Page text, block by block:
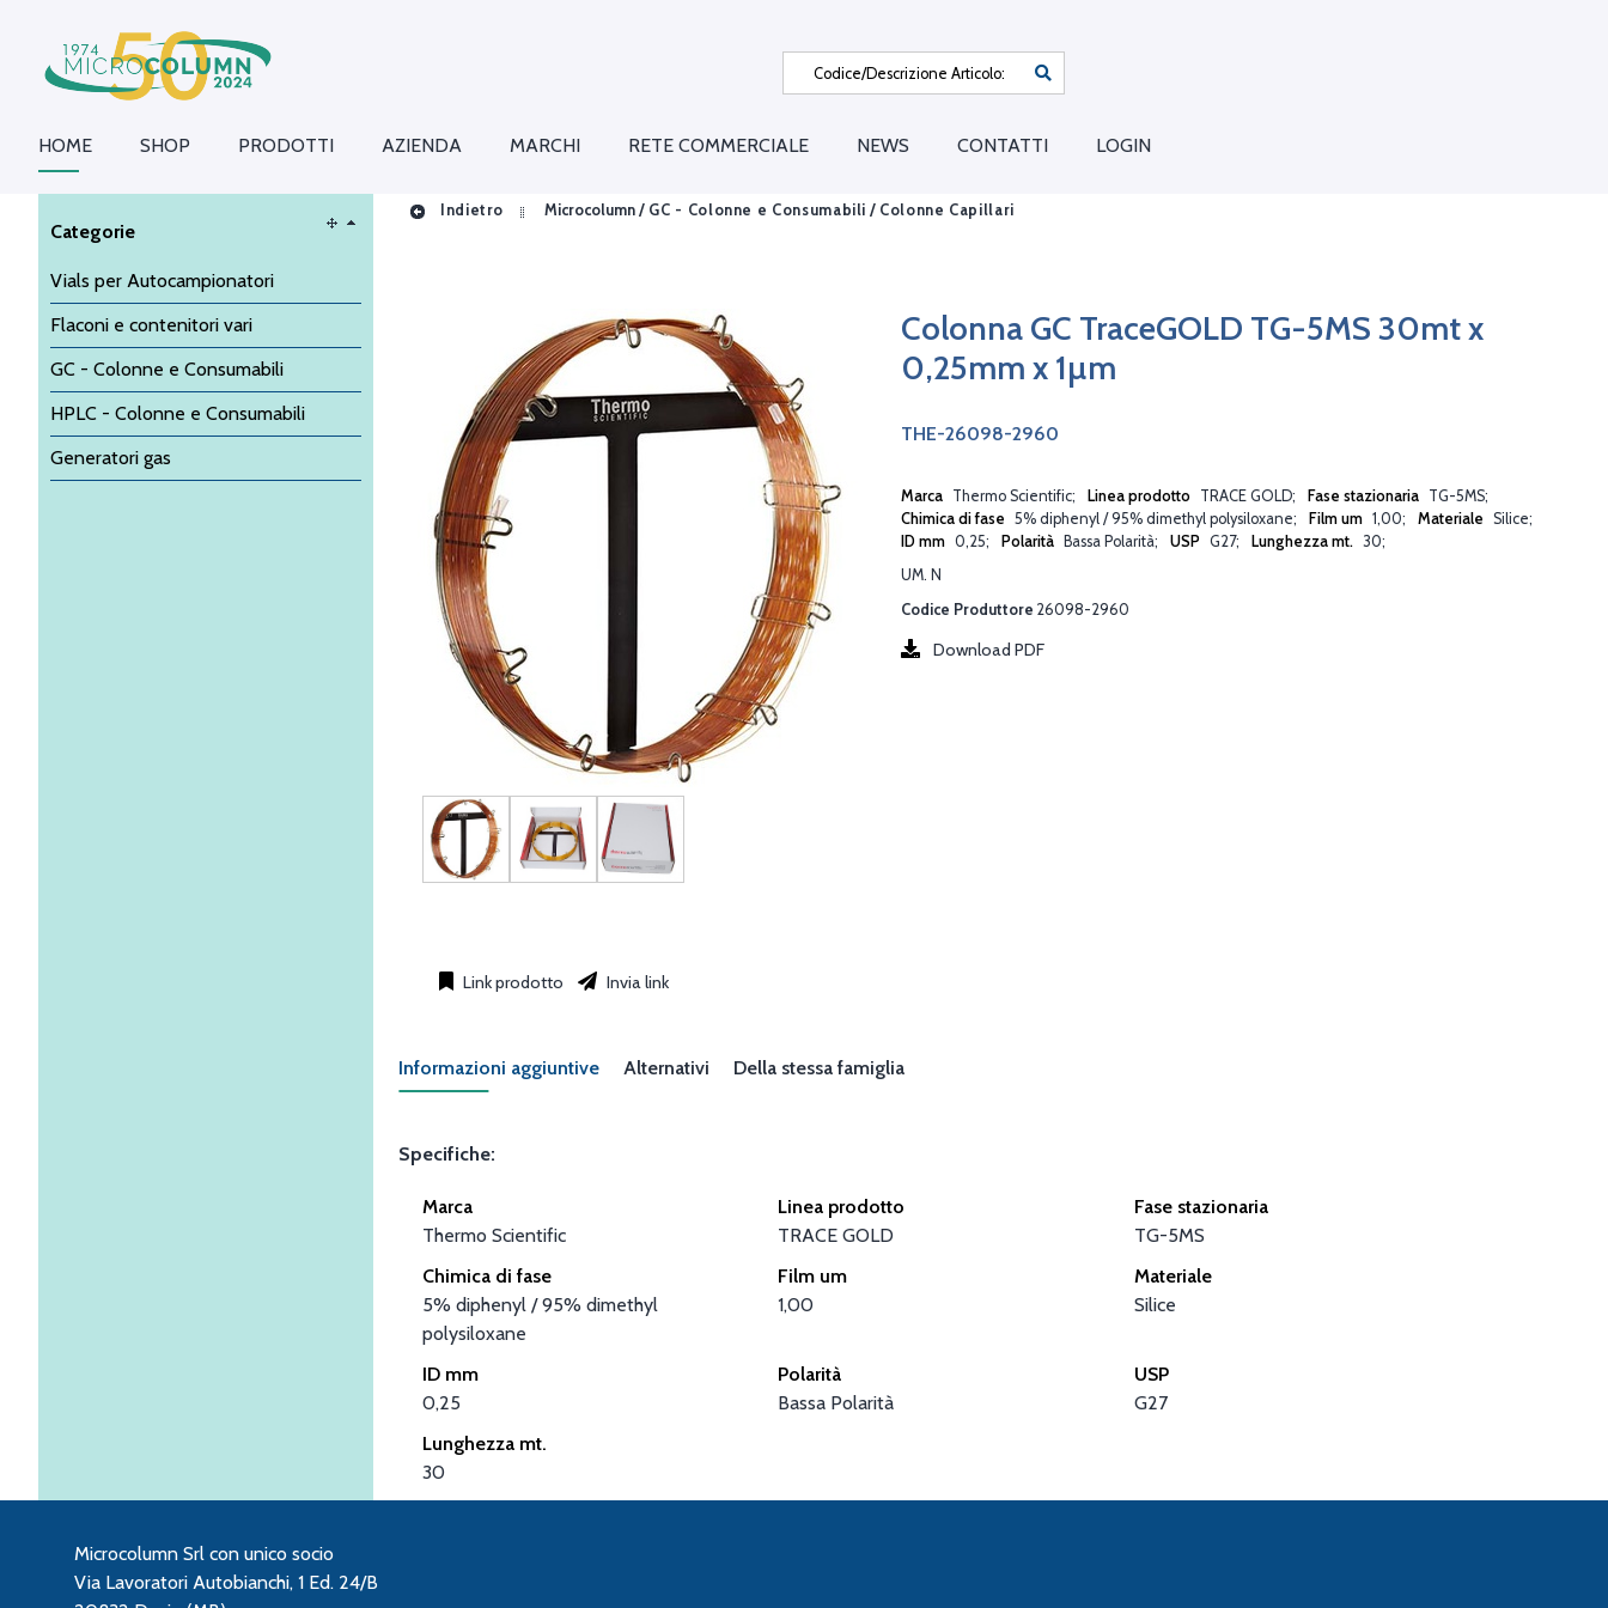
HOME SHOP PRODOTTI AZIENDA MARCHI RETE COMMERCIALE NEWS CONTATTI LOGIN
Categorie
Vials per Autocampionatori
Flaconi e contenitori vari
GC - Colonne e Consumabili
HPLC - Colonne e Consumabili
Generatori gas
Indietro Microcolumn / GC - Colonne e Consumabili / Colonne Capillari
Colonna GC TraceGOLD TG-5MS 30mt x
0,25mm x 1µm
THE-26098-2960
Marca Thermo Scientific Linea prodotto TRACE GOLD Fase stazionaria TG-5MS
Chimica di fase 5% diphenyl / 95% dimethyl polysiloxane Film um 1,00 Materiale Silice
ID mm 0,25 Polarità Bassa Polarità USP G27 Lunghezza mt. 30
UM. N
Download PDF
Codice Produttore 26098-2960
Link prodotto Invia link
Informazioni aggiuntive Alternativi Della stessa famiglia
Specifiche:
Marca
Thermo Scientific
Linea prodotto
TRACE GOLD
Fase stazionaria
TG-5MS
Chimica di fase
5% diphenyl / 95% dimethyl
polysiloxane
Film um
1,00
Materiale
Silice
ID mm
0,25
Polarità
Bassa Polarità
USP
G27
Lunghezza mt.
30
Microcolumn Srl con unico socio
Via Lavoratori Autobianchi, 1 Ed. 24/B